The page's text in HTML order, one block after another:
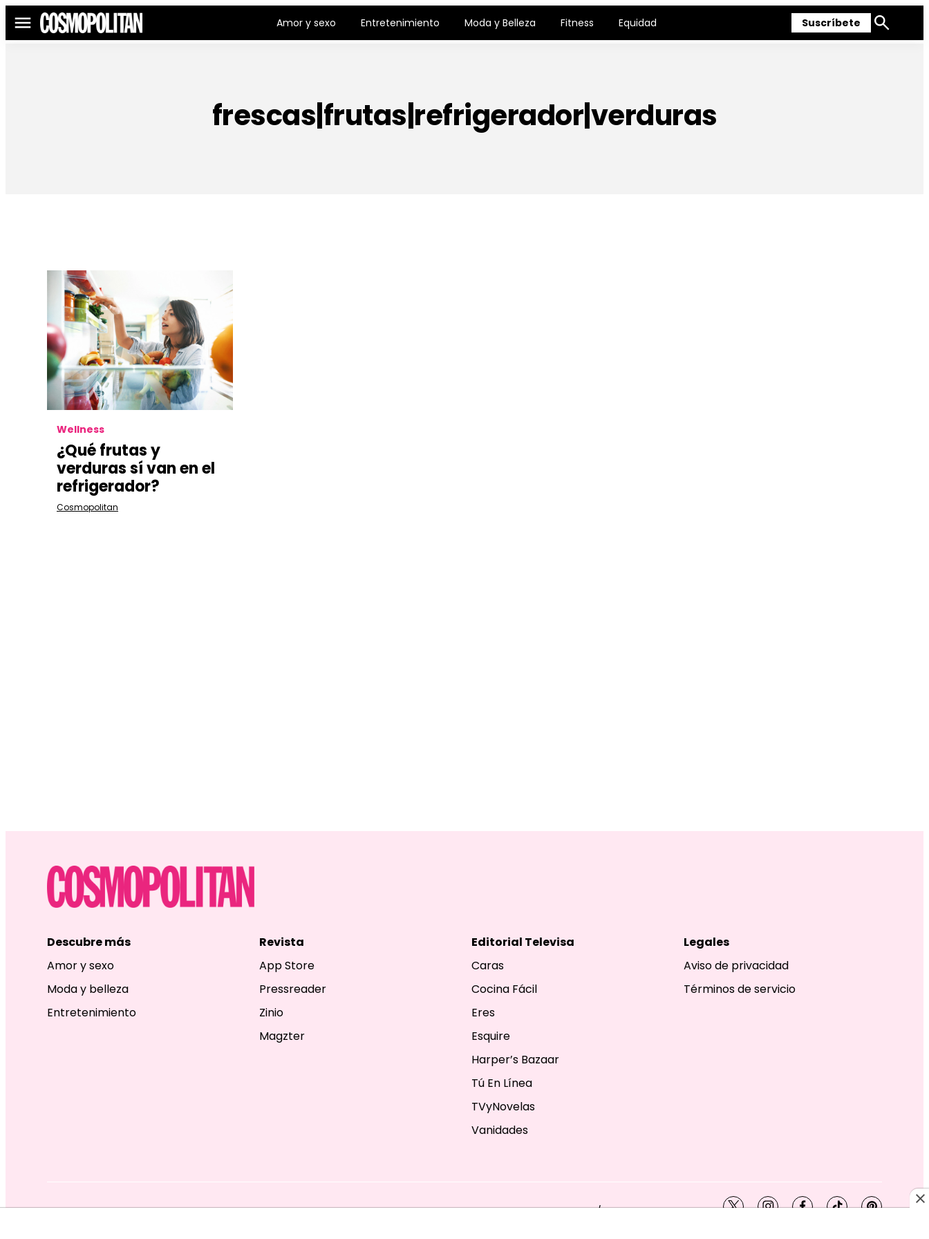
Menú Amor y sexo Entretenimiento Moda y Belleza Fitness Equidad Suscríbete
Mostrar
frescas|frutas|refrigerador|verduras
Wellness
¿Qué frutas y
verduras sí van en el
refrigerador?
Cosmopolitan
Descubre más
Amor y sexo
Moda y belleza
Entretenimiento
Revista
App Store
Pressreader
Zinio
Magzter
Editorial Televisa
Caras
Cocina Fácil
Eres
Esquire
Harper’s Bazaar
Tú En Línea
TVyNovelas
Vanidades
Legales
Aviso de privacidad
Términos de servicio
EDITORIAL TELEVISA S.A. DE C.V. TODOS LOS DERECHOS RESERVADOS. TBG - EDITORIAL TELEVISA - LIFESTYLES - BEAUTY / FASHION twitterinstagramfacebook
tiktokpinterest